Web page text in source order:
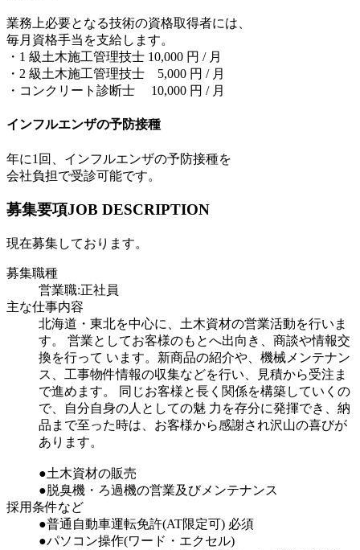
業務上必要となる技術の資格取得者には、
毎月資格手当を支給します。
・1 級土木施工管理技士 10,000 円 / 月
・2 級土木施工管理技士 5,000 円 / 月
・コンクリート診断士 10,000 円 / 月
インフルエンザの予防接種
年に1回、インフルエンザの予防接種を
会社負担で受診可能です。
募集要項JOB DESCRIPTION
現在募集しております。
募集職種
営業職:正社員
主な仕事内容
北海道・東北を中心に、土木資材の営業活動を行いま
す。 営業としてお客様のもとへ出向き、商談や情報交
換を行って います。新商品の紹介や、機械メンテナン
ス、工事物件情報の収集などを行い、見積から受注ま
で進めます。 同じお客様と長く関係を構築していくの
で、自分自身の人としての魅 力を存分に発揮でき、納
品まで至った時は、お客様から感謝され沢山の喜びが
あります。
●土木資材の販売
●脱臭機・ろ過機の営業及びメンテナンス
採用条件など
●普通自動車運転免許(AT限定可) 必須
●パソコン操作(ワード・エクセル)